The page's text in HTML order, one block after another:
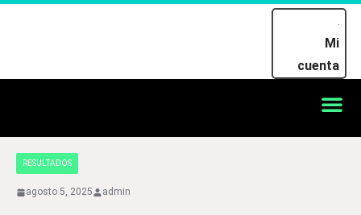
Mi
cuenta
RESULTADOS
agosto 5, 2025 admin